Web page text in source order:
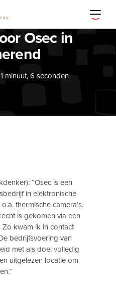
en PVT
Osec in
minuut, 6 seconden
“Osec is een
in elektronische
thermische camera’s.
is gekomen via een
Zo kwam ik in contact
bedrijfsvoering van
met als doel volledig
uitgelezen locatie om